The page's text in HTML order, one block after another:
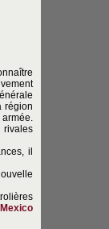
région
rivales
il
Mexico